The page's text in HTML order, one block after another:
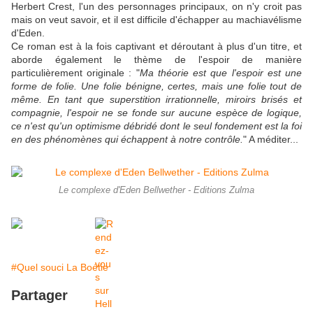
Herbert Crest, l'un des personnages principaux, on n'y croit pas
mais on veut savoir, et il est difficile d'échapper au machiavélisme
d'Eden.
Ce roman est à la fois captivant et déroutant à plus d'un titre, et
aborde également le thème de l'espoir de manière
particulièrement originale : "Ma théorie est que l'espoir est une
forme de folie. Une folie bénigne, certes, mais une folie tout de
même. En tant que superstition irrationnelle, miroirs brisés et
compagnie, l'espoir ne se fonde sur aucune espèce de logique,
ce n'est qu'un optimisme débridé dont le seul fondement est la foi
en des phénomènes qui échappent à notre contrôle. " A méditer...
Le complexe d'Eden Bellwether - Editions Zulma
#Quel souci La Boétie
Partager